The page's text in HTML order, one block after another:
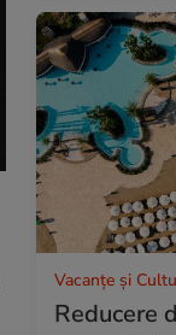
Vacanțe și
Reducere